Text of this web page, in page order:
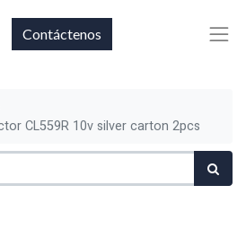
Contáctenos
CL559R 10v silver carton 2pcs